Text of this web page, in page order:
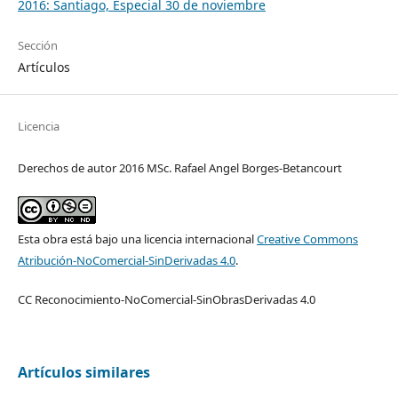
2016: Santiago, Especial 30 de noviembre
Sección
Artículos
Licencia
Derechos de autor 2016 MSc. Rafael Angel Borges-Betancourt
Esta obra está bajo una licencia internacionalCreative Commons
Atribución-NoComercial-SinDerivadas 4.0.
CC Reconocimiento-NoComercial-SinObrasDerivadas 4.0
Artículos similares